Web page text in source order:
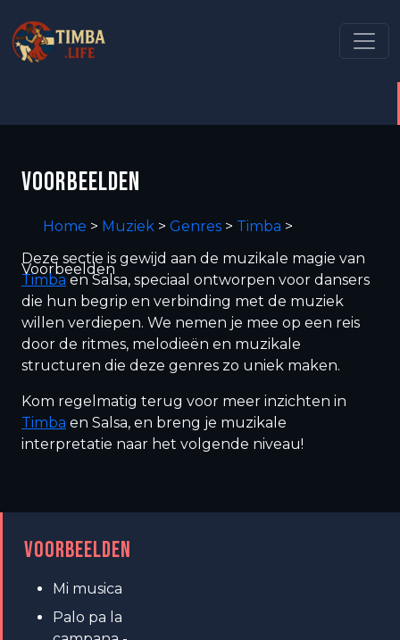
VOORBEELDEN
Home > Muziek > Genres > Timba >
Voorbeelden
Deze sectie is gewijd aan de muzikale magie van
Timbaen Salsa, speciaal ontworpen voor dansers
die hun begrip en verbinding met de muziek
willen verdiepen. We nemen je mee op een reis
door de ritmes, melodieën en muzikale
structuren die deze genres zo uniek maken.
Kom regelmatig terug voor meer inzichten in
Timba en Salsa, en breng je muzikale
interpretatie naar het volgende niveau!
VOORBEELDEN
Mi musica
Palo pa la